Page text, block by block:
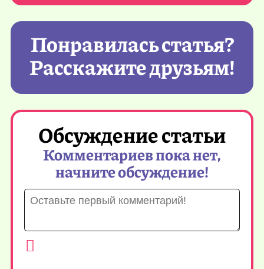
Понравилась статья?
Расскажите друзьям!
Обсуждение статьи
Комментариев пока нет,
начните обсуждение!